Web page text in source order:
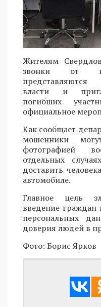
Жителям
звонки от
представляются
власти и
погибших
официальное
Как сообщает
мошенники
фотографией
отдельных
доставить
автомобиле.
Главное цель
введение граждан
персональных
доверия людей в
Фото: Борис Ярков